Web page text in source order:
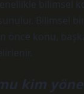
bilimsel
Bilimsel
önce konu,
kim